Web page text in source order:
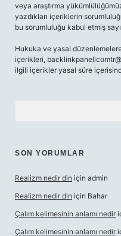
veya araştırma
yazdıkları içeriklerin
bu sorumluluğu kabul etmiş
Hukuka ve yasal
içerikleri,
ilgili içerikler yasal süre
SON YORUMLAR
Realizm nedir din için admin
Realizm nedir din için Bahar
Çalım kelimesinin anlamı nedir
Çalım kelimesinin anlamı nedir